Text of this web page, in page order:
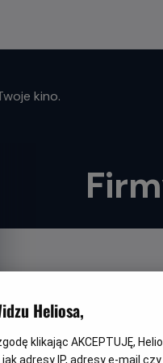
kino.
Heliosa,
klikając AKCEPTUJĘ,
adresy IP, adresy e-mail